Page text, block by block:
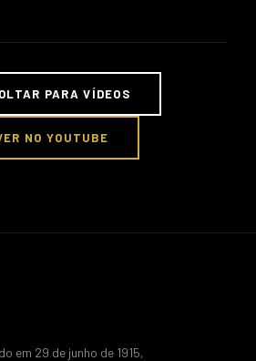
PARA VÍDEOS
NO YOUTUBE
em 29 de junho de 1915,